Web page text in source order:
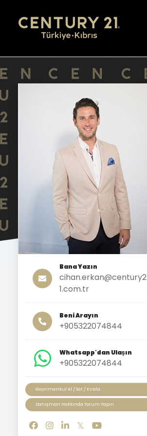
Bana Yazın
cihan.erkan@century2
1.com.tr
Beni Arayın
+905322074844
Whatsapp'dan Ulaşın
+905322074844
Gayrimenkul Al / Sat / Kirala
Danışman Hakkında Yorum Yapın